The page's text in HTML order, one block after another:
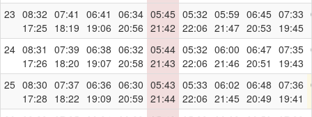
23 08:32
17:25
07:41
18:19
06:41
19:06
06:34
20:56
05:45
21:42
05:32
22:06
05:59
21:47
06:45
20:53
07:33
19:45
24 08:31
17:26
07:39
18:20
06:38
19:07
06:32
20:58
05:44
21:43
05:32
22:06
06:00
21:46
06:47
20:51
07:35
19:43
25 08:30
17:28
07:37
18:22
06:36
19:09
06:30
20:59
05:43
21:44
05:33
22:06
06:02
21:45
06:48
20:49
07:36
19:41